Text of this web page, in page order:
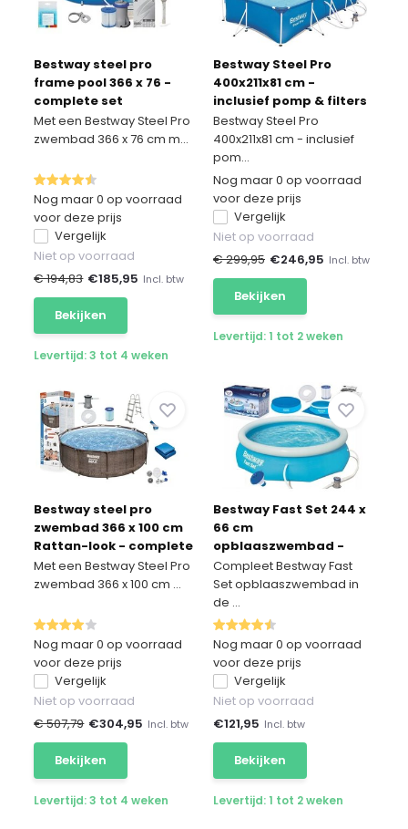
Bestway steel pro
frame pool 366 x 76 -
complete set
Met een Bestway Steel Pro
zwembad 366 x 76 cm m...
Nog maar 0 op voorraad
voor deze prijs
Vergelijk
Niet op voorraad
€ 194,83 €185,95 Incl. btw
Bekijken
Levertijd: 3 tot 4 weken
Bestway Steel Pro
400x211x81 cm -
inclusief pomp & filters
buiten opzetzwembad
rechthoek
Bestway Steel Pro
400x211x81 cm - inclusief
pom...
Nog maar 0 op voorraad
voor deze prijs
Vergelijk
Niet op voorraad
€ 299,95 €246,95 Incl. btw
Bekijken
Levertijd: 1 tot 2 weken
Bestway steel pro
zwembad 366 x 100 cm
Rattan-look - complete
set
Met een Bestway Steel Pro
zwembad 366 x 100 cm ...
Nog maar 0 op voorraad
voor deze prijs
Vergelijk
Niet op voorraad
€ 507,79 €304,95 Incl. btw
Bekijken
Levertijd: 3 tot 4 weken
Bestway Fast Set 244 x
66 cm
opblaaszwembad -
met pomp en
accessoires
Compleet Bestway Fast
Set opblaaszwembad in
de ...
Nog maar 0 op voorraad
voor deze prijs
Vergelijk
Niet op voorraad
€121,95 Incl. btw
Bekijken
Levertijd: 1 tot 2 weken